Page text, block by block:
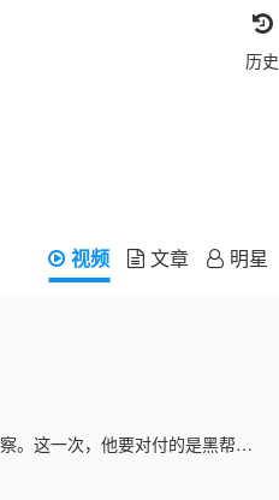
历史
视频 文章 明星
Shewin·Sim
。这一次，他要对付的是黑帮，